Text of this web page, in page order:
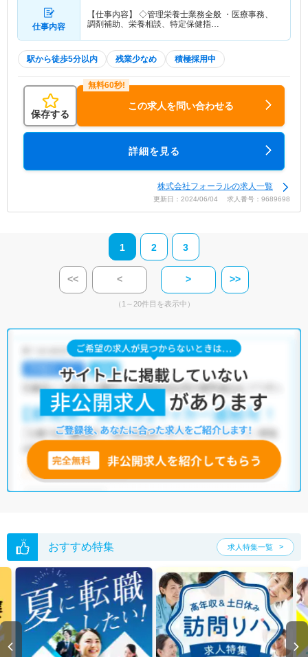
仕事内容
【仕事内容】 ◇管理栄養士業務全般 ・医療事務、
調剤補助、栄養相談、特定保健指…
駅から徒歩5分以内 残業少なめ 積極採用中
保存する
この求人を問い合わせる
詳細を見る
株式会社フォーラルの求人一覧
更新日：2024/06/04 求人番号：9689698
1 2 3
<< < > >>
（1～20件目を表示中）
おすすめ特集 求人特集一覧